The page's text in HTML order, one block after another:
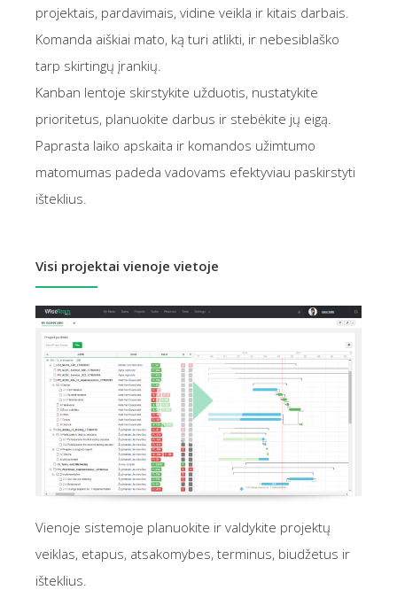
projektais, pardavimais, vidine veikla ir kitais darbais.
Komanda aiškiai mato, ką turi atlikti, ir nebesiblaško
tarp skirtingų įrankių.
Kanban lentoje skirstykite užduotis, nustatykite
prioritetus, planuokite darbus ir stebėkite jų eigą.
Paprasta laiko apskaita ir komandos užimtumo
matomumas padeda vadovams efektyviau paskirstyti
išteklius.
Visi projektai vienoje vietoje
Vienoje sistemoje planuokite ir valdykite projektų
veiklas, etapus, atsakomybes, terminus, biudžetus ir
išteklius.